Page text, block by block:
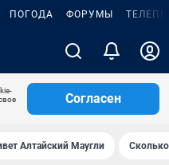
ПОГОДА ФОРУМЫ
Согласен
Алтайский Маугли